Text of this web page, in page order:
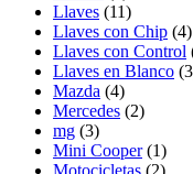
Llaves (11)
Llaves con Chip (4)
Llaves con Control
Llaves en Blanco
Mazda (4)
Mercedes (2)
mg (3)
Mini Cooper (1)
Motocicletas (2)